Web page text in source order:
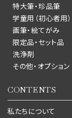
特大筆・珍品筆
学童用（初心者用）
画筆・絵てがみ
限定品・セット品
洗浄剤
その他・オプション
CONTENTS
私たちについて